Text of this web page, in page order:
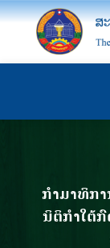
ກໍາມາທິກ
ນິຕິກຳໃຕ້